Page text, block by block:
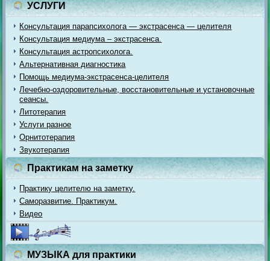
УСЛУГИ
Консультация парапсихолога — экстрасенса — целителя
Консультация медиума – экстрасенса.
Консультация астропсихолога.
Альтернативная диагностика
Помощь медиума-экстрасенса-целителя
Лечебно-оздоровительные, восстановительные и установочные
сеансы.
Литотерапия
Услуги разное
Орнитотерапия
Звукотерапия
Практикам на заметку
Практику целителю на заметку.
Саморазвитие. Практикум.
Видео
МУЗЫКА для практики